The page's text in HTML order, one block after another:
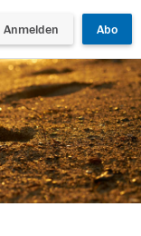
Anmelden Abo